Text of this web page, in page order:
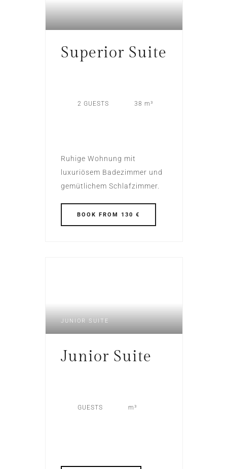
Superior Suite
2 GUESTS 38 m³
Ruhige Wohnung mit
luxuriösem Badezimmer und
gemütlichem Schlafzimmer.
BOOK FROM 130 €
JUNIOR SUITE
Junior Suite
GUESTS m³